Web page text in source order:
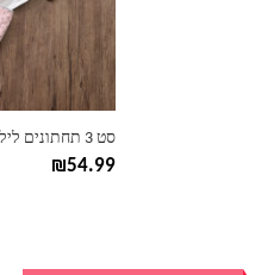
סט 3 תחתונים לילדים דגם לולי
₪54.99
את
האפשרויות
בעמוד
המוצר